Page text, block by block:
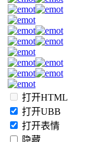
打开HTML
打开UBB
打开表情
隐藏